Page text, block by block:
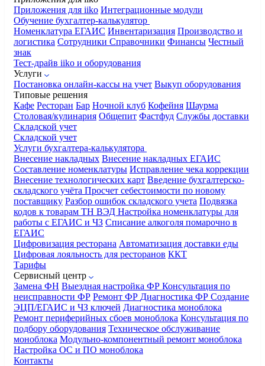
Приложения для iiko Интеграционные модули
Обучение бухгалтер-калькулятор
Номенклатура ЕГАИС Инвентаризация Производство и
логистика Сотрудники Справочники Финансы Честный
знак
Тест-драйв iiko и оборудования
Услуги
Постановка онлайн-кассы на учет Выкуп оборудования
Типовые решения
Кафе Ресторан Бар Ночной клуб Кофейня Шаурма
Столовая/кулинария Общепит Фастфуд Службы доставки
Складской учет
Складской учет
Услуги бухгалтера-калькулятора
Внесение накладных Внесение накладных ЕГАИС
Составление номенклатуры Исправление чека коррекции
Внесение технологических карт Введение бухгалтерско-
складского учёта Просчет себестоимости по новому
поставщику Разбор ошибок складского учета Подвязка
кодов к товарам ТН ВЭД Настройка номенклатуры для
работы с ЕГАИС и ЧЗ Списание алкоголя помарочно в
ЕГАИС
Цифровизация ресторана Автоматизация доставки еды
Цифровая лояльность для ресторанов ККТ
Тарифы
Сервисный центр
Замена ФН Выездная настройка ФР Консультация по
неисправности ФР Ремонт ФР Диагностика ФР Создание
ЭЦП/ЕГАИС и ЧЗ ключей Диагностика моноблока
Ремонт периферийных сбоев моноблока Консультация по
подбору оборудования Техническое обслуживание
моноблока Модульно-компонентный ремонт моноблока
Настройка ОС и ПО моноблока
Контакты